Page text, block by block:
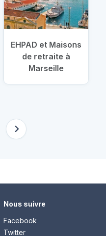
EHPAD et Maisons
de retraite à
Marseille
Nous suivre
Facebook
Twitter